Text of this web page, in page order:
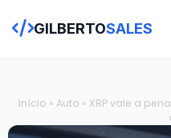
GILBERTOSALES
Início » Auto » XRP vale a